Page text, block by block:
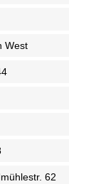
West
62